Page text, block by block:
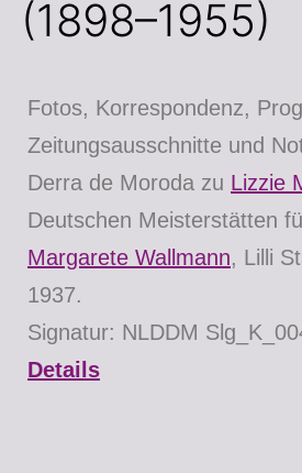
(1898–1955)
Fotos, Korrespondenz,
Zeitungsausschnitte und
Derra de Moroda zu Lizzie
Deutschen Meisterstätten
Margarete Wallmann, Lilli
1937.
Signatur: NLDDM
Details